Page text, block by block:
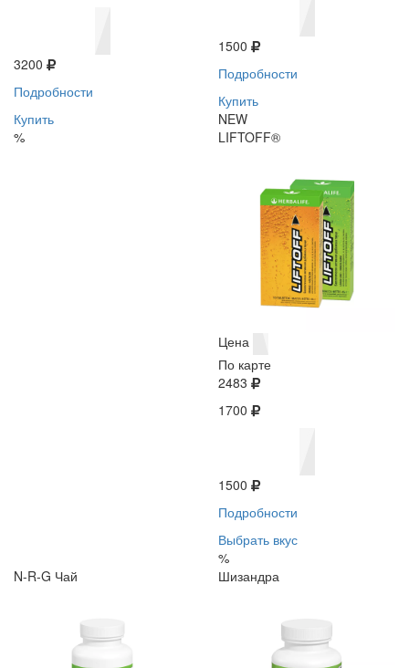
3200
Подробности
Купить
%
1500
Подробности
Купить
NEW
LIFTOFF®
Цена
По карте
2483
1700
1500
Подробности
Выбрать вкус
%
N-R-G Чай
Шизандра